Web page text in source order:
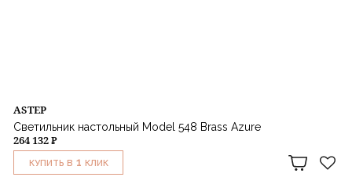
ASTEP
Светильник настольный Model 548 Brass Azure
264 132 ₽
КУПИТЬ В 1 КЛИК